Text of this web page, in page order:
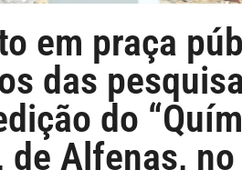
em praça
das
do
de Alfenas,